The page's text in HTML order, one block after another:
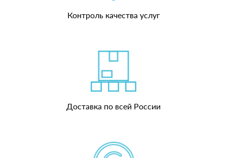
Контроль качества услуг
Доставка по всей России